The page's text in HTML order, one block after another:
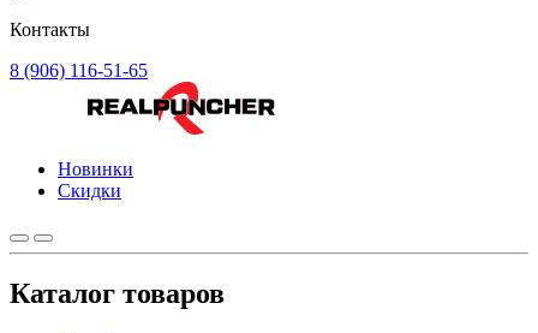
Контакты
8 (906) 116-51-65
Новинки
Скидки
Каталог товаров